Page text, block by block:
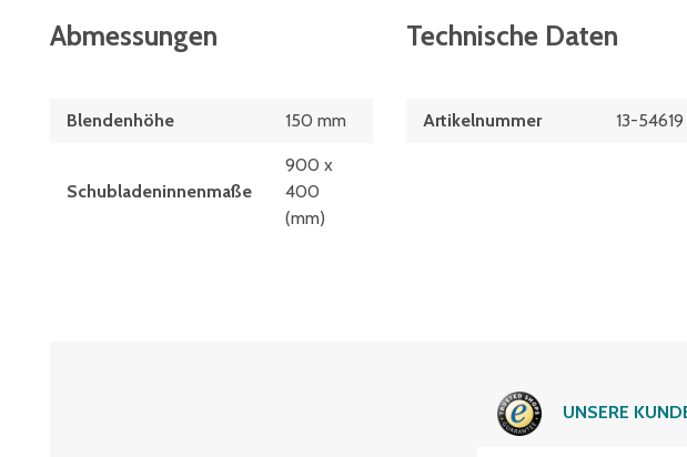
Abmessungen
Blendenhöhe 150 mm
Schubladeninnenmaße
900 x
400
(mm)
Technische Daten
Artikelnummer 13-54619
UNSERE